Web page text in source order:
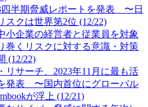
四半期脅威レポートを発表 〜日
スクは世界第2位 (12/22)
小企業の経営者と従業員を対象
巻くリスクに対する意識・対策
(12/22)
リサーチ、2023年11月に最も活
発表 〜国内首位にグローバル
が浮上 (12/21)